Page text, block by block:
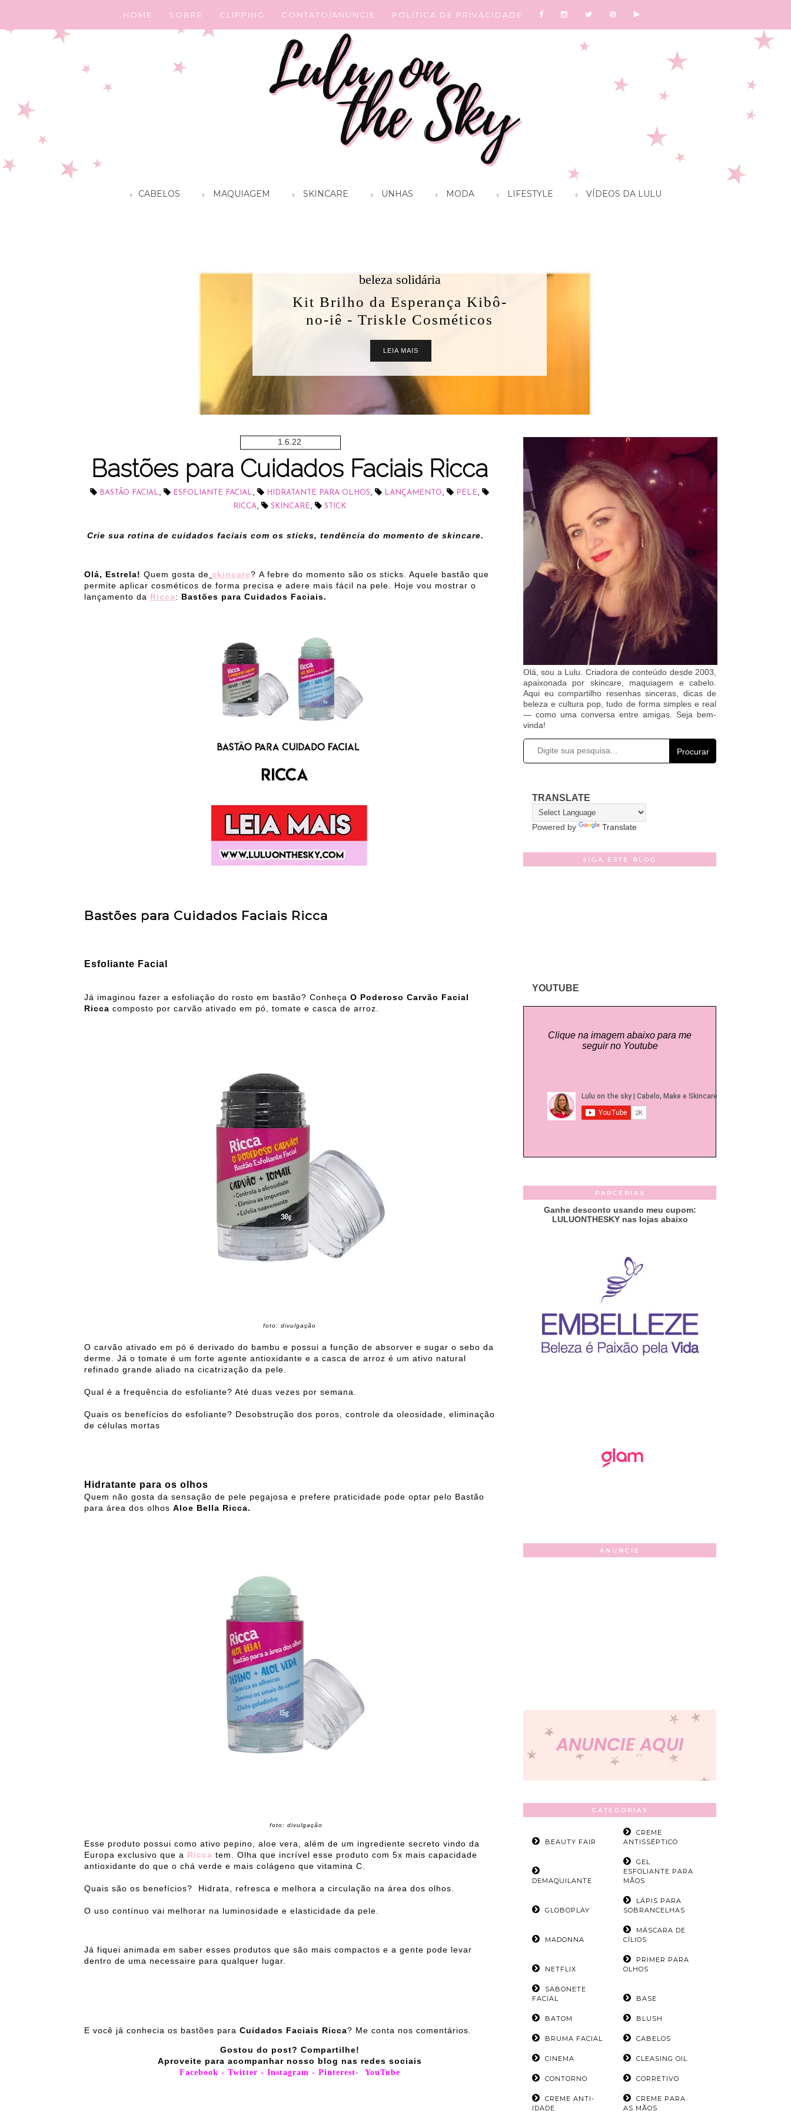
HOME SOBRE CLIPPING CONTATO/ANUNCIE POLÍTICA DE PRIVACIDADE
CABELOS MAQUIAGEM SKINCARE UNHAS MODA LIFESTYLE VÍDEOS DA LULU
beleza solidária
Kit Brilho da Esperança Kibô-
no-iê - Triskle Cosméticos
LEIA MAIS
1.6.22
Bastões para Cuidados Faciais Ricca
BASTÃO FACIAL ESFOLIANTE FACIAL HIDRATANTE PARA OLHOS LANÇAMENTO PELE
RICCA SKINCARE STICK
Crie sua rotina de cuidados faciais com os sticks, tendência do momento de skincare.
Olá, Estrela! Quem gosta de skincare? A febre do momento são os sticks. Aquele bastão que
permite aplicar cosméticos de forma precisa e adere mais fácil na pele. Hoje vou mostrar o
lançamento da Ricca: Bastões para Cuidados Faciais.
Bastões para Cuidados Faciais Ricca
Esfoliante Facial
Já imaginou fazer a esfoliação do rosto em bastão? Conheça O Poderoso Carvão Facial
Ricca composto por carvão ativado em pó, tomate e casca de arroz.
foto: divulgação
O carvão ativado em pó é derivado do bambu e possui a função de absorver e sugar o sebo da
derme. Já o tomate é um forte agente antioxidante e a casca de arroz é um ativo natural
refinado grande aliado na cicatrização da pele.
Qual é a frequência do esfoliante? Até duas vezes por semana.
Quais os benefícios do esfoliante? Desobstrução dos poros, controle da oleosidade, eliminação
de células mortas
Hidratante para os olhos
Quem não gosta da sensação de pele pegajosa e prefere praticidade pode optar pelo Bastão
para área dos olhos Aloe Bella Ricca.
foto: divulgação
Esse produto possui como ativo pepino, aloe vera, além de um ingrediente secreto vindo da
Europa exclusivo que a Ricca tem. Olha que incrível esse produto com 5x mais capacidade
antioxidante do que o chá verde e mais colágeno que vitamina C.
Quais são os benefícios? Hidrata, refresca e melhora a circulação na área dos olhos.
O uso contínuo vai melhorar na luminosidade e elasticidade da pele.
Já fiquei animada em saber esses produtos que são mais compactos e a gente pode levar
dentro de uma necessaire para qualquer lugar.
E você já conhecia os bastões para Cuidados Faciais Ricca? Me conta nos comentários.
Gostou do post? Compartilhe!
Aproveite para acompanhar nosso blog nas redes sociais
Facebook - Twitter - Instagram - Pinterest- YouTube
Olá, sou a Lulu. Criadora de conteúdo desde 2003,
apaixonada por skincare, maquiagem e cabelo.
Aqui eu compartilho resenhas sinceras, dicas de
beleza e cultura pop, tudo de forma simples e real
— como uma conversa entre amigas. Seja bem-
vinda!
Procurar
TRANSLATE
Powered by Translate
SIGA ESTE BLOG
YOUTUBE
Clique na imagem abaixo para me
seguir no Youtube
PARCERIAS
Ganhe desconto usando meu cupom:
LULUONTHESKY nas lojas abaixo
ANUNCIE
CATEGORIAS
BEAUTY FAIR
CREME
ANTISSÉPTICO
DEMAQUILANTE
GEL
ESFOLIANTE PARA
MÃOS
GLOBOPLAY
LÁPIS PARA
SOBRANCELHAS
MADONNA
MÁSCARA DE
CÍLIOS
NETFLIX
PRIMER PARA
OLHOS
SABONETE
FACIAL
BASE
BATOM BLUSH
BRUMA FACIAL CABELOS
CINEMA CLEASING OIL
CONTORNO CORRETIVO
CREME ANTI-
IDADE
CREME PARA
AS MÃOS